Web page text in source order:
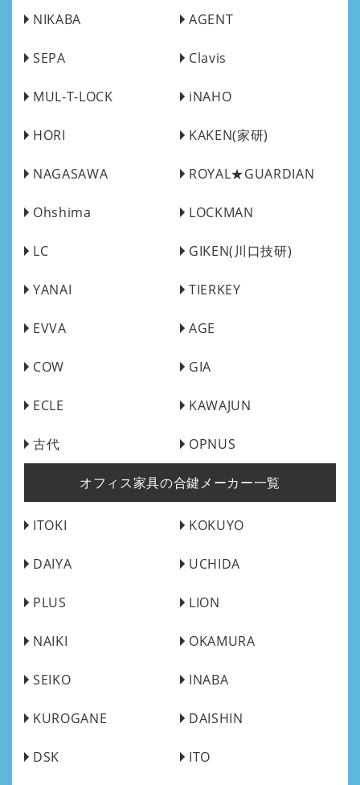
NIKABA AGENT
SEPA Clavis
MUL-T-LOCK iNAHO
HORI KAKEN(家研)
NAGASAWA ROYAL★GUARDIAN
Ohshima LOCKMAN
LC GIKEN(川口技研)
YANAI TIERKEY
EVVA AGE
COW GIA
ECLE KAWAJUN
古代 OPNUS
オフィス家具の合鍵メーカー一覧
ITOKI KOKUYO
DAIYA UCHIDA
PLUS LION
NAIKI OKAMURA
SEIKO INABA
KUROGANE DAISHIN
DSK ITO